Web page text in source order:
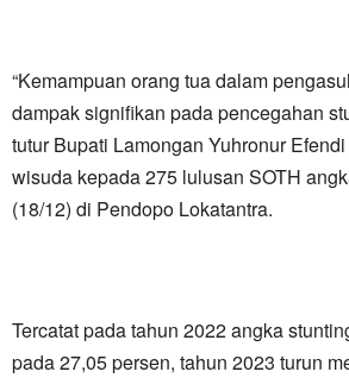
“Kemampuan orang tua dalam
dampak signifikan pada pencegahan
tutur Bupati Lamongan Yuhronur
wisuda kepada 275 lulusan SOTH
(18/12) di Pendopo Lokatantra.
Tercatat pada tahun 2022 angka
pada 27,05 persen, tahun 2023 turun